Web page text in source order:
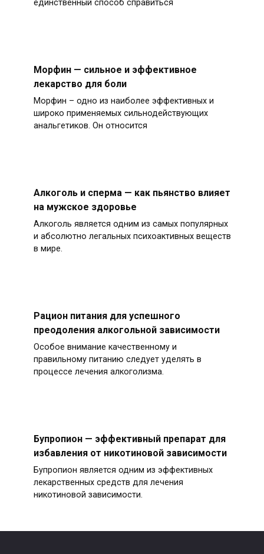
единственный способ справиться
Морфин — сильное и эффективное
лекарство для боли
Морфин – одно из наиболее эффективных и
широко применяемых сильнодействующих
анальгетиков. Он относится
Алкоголь и сперма — как пьянство влияет
на мужское здоровье
Алкоголь является одним из самых популярных
и абсолютно легальных психоактивных веществ
в мире.
Рацион питания для успешного
преодоления алкогольной зависимости
Особое внимание качественному и
правильному питанию следует уделять в
процессе лечения алкоголизма.
Бупропион — эффективный препарат для
избавления от никотиновой зависимости
Бупропион является одним из эффективных
лекарственных средств для лечения
никотиновой зависимости.